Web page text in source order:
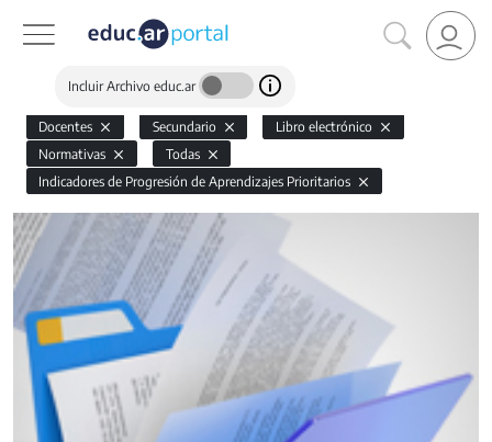
Incluir Archivo educ.ar
Docentes Secundario
Libro electrónico
Normativas
Todas
Indicadores de Progresión de Aprendizajes Prioritarios